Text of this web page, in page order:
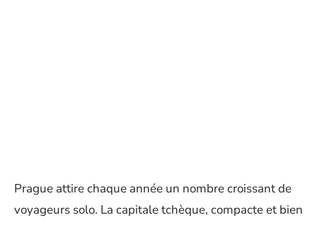
Prague attire chaque année un nombre croissant de
voyageurs solo. La capitale tchèque, compacte et bien